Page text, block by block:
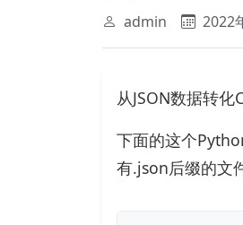
admin 2022
从JSON数据转化
下面的这个
有.json后缀的文